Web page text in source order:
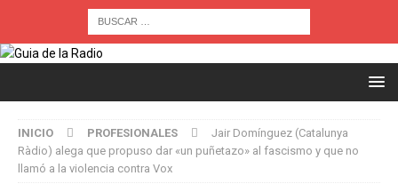
INICIO PROFESIONALES
Jair Domínguez (Catalunya
Ràdio) alega que propuso dar «un puñetazo» al fascismo y que no
llamó a la violencia contra Vox